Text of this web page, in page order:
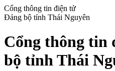
Cổng thông tin điện tử
Đảng bộ tỉnh Thái Nguyên
Cổng thông tin
bộ tỉnh Thái